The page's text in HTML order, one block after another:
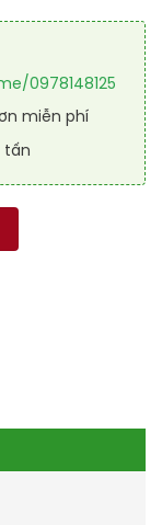
0978148125
miễn phí
tấn
1032 số lượng